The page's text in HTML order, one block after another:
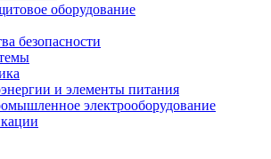
оборудование
безопасности
и элементы питания
электрооборудование